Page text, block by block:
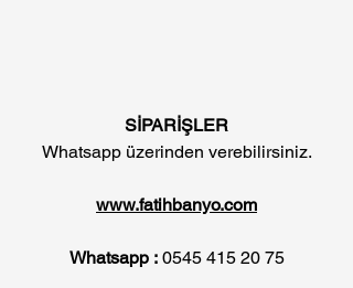
SİPARİŞLER
Whatsapp üzerinden verebilirsiniz.
www.fatihbanyo.com
Whatsapp : 0545 415 20 75